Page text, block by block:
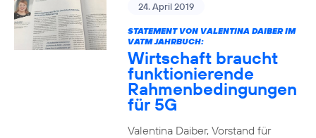
24. April 2019
STATEMENT VON VALENTINA DAIBER IM
VATM JAHRBUCH:
Wirtschaft braucht
funktionierende
Rahmenbedingungen
für 5G
Valentina Daiber, Vorstand für